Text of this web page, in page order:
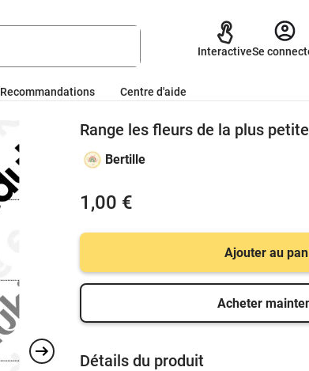
InteractiveSe
Recommandations Centre d'aide
Range les fleurs de la plus
Bertille
1,00 €
Ajouter au
Acheter
Détails du produit